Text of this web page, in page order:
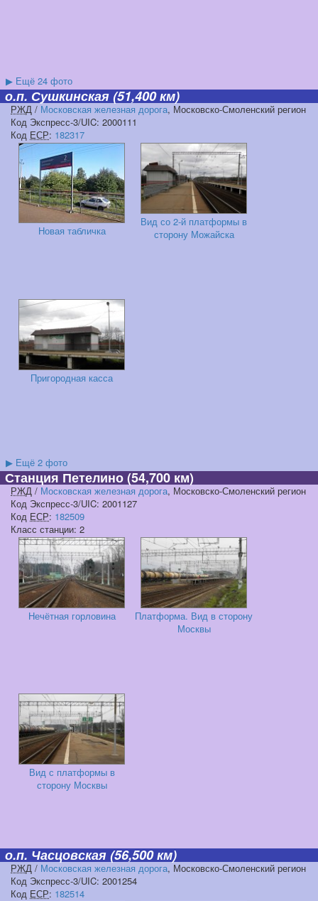
▶ Ещё 24 фото
о.п. Сушкинская(51,400 км)
РЖД / Московская железная дорога, Московско-Смоленский регион
Код Экспресс-3/UIC: 2000111
Код ЕСР: 182317
Новая табличка
Вид со 2-й платформы в
сторону Можайска
Пригородная касса
▶ Ещё 2 фото
Станция Петелино(54,700 км)
РЖД / Московская железная дорога, Московско-Смоленский регион
Код Экспресс-3/UIC: 2001127
Код ЕСР: 182509
Класс станции: 2
Нечётная горловина
Платформа. Вид в сторону
Москвы
Вид с платформы в
сторону Москвы
о.п. Часцовская(56,500 км)
РЖД / Московская железная дорога, Московско-Смоленский регион
Код Экспресс-3/UIC: 2001254
Код ЕСР: 182514